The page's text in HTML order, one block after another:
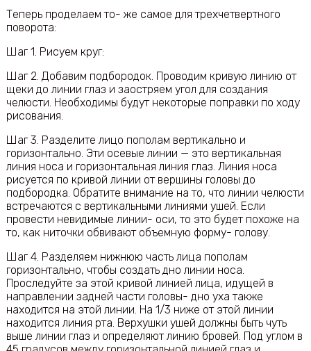
Теперь проделаем то- же самое для трехчетвертного
поворота:
Шаг 1. Рисуем круг:
Шаг 2. Добавим подбородок. Проводим кривую линию от
щеки до линии глаз и заостряем угол для создания
челюсти. Необходимы будут некоторые поправки по ходу
рисования.
Шаг 3. Разделите лицо пополам вертикально и
горизонтально. Эти осевые линии — это вертикальная
линия носа и горизонтальная линия глаз. Линия носа
рисуется по кривой линии от вершины головы до
подбородка. Обратите внимание на то, что линии челюсти
встречаются с вертикальными линиями ушей. Если
провести невидимые линии- оси, то это будет похоже на
то, как ниточки обвивают объемную форму- голову.
Шаг 4. Разделяем нижнюю часть лица пополам
горизонтально, чтобы создать дно линии носа.
Проследуйте за этой кривой линией лица, идущей в
направлении задней части головы- дно уха также
находится на этой линии. На 1/3 ниже от этой линии
находится линия рта. Верхушки ушей должны быть чуть
выше линии глаз и определяют линию бровей. Под углом в